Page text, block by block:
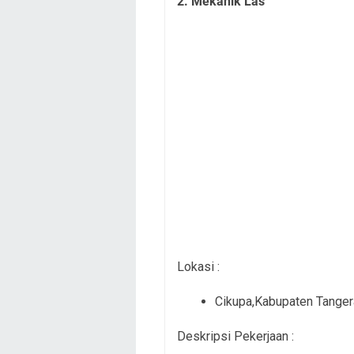
Lokasi :
Cikupa,Kabupaten
Deskripsi Pekerjaan :